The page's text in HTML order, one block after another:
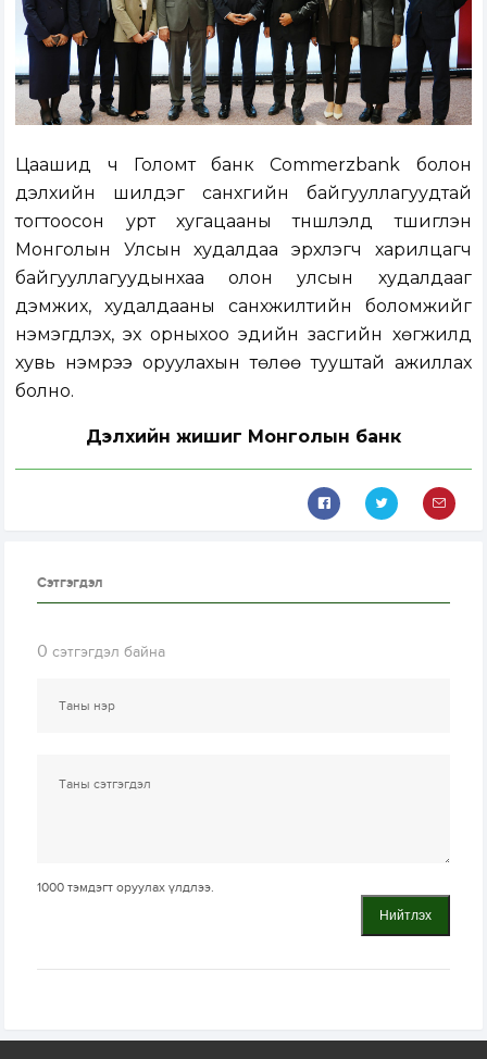
Цаашид ч Голомт банк Commerzbank болон
дэлхийн шилдэг санхүүгийн байгууллагуудтай
тогтоосон урт хугацааны түншлэлд түшиглэн
Монголын Улсын худалдаа эрхлэгч харилцагч
байгууллагуудынхаа олон улсын худалдааг
дэмжих, худалдааны санхүүжилтийн боломжийг
нэмэгдүүлэх, эх орныхоо эдийн засгийн хөгжилд
хувь нэмрээ оруулахын төлөө тууштай ажиллах
болно.
Дэлхийн жишиг Монголын банк
Сэтгэгдэл
0 сэтгэгдэл байна
1000 тэмдэгт оруулах үлдлээ.
Нийтлэх